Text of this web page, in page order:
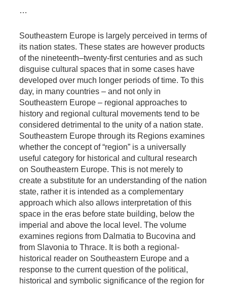
…
Southeastern Europe is largely perceived in terms of
its nation states. These states are however products
of the nineteenth–twenty-first centuries and as such
disguise cultural spaces that in some cases have
developed over much longer periods of time. To this
day, in many countries – and not only in
Southeastern Europe – regional approaches to
history and regional cultural movements tend to be
considered detrimental to the unity of a nation state.
Southeastern Europe through its Regions examines
whether the concept of “region” is a universally
useful category for historical and cultural research
on Southeastern Europe. This is not merely to
create a substitute for an understanding of the nation
state, rather it is intended as a complementary
approach which also allows interpretation of this
space in the eras before state building, below the
imperial and above the local level. The volume
examines regions from Dalmatia to Bucovina and
from Slavonia to Thrace. It is both a regional-
historical reader on Southeastern Europe and a
response to the current question of the political,
historical and symbolic significance of the region for